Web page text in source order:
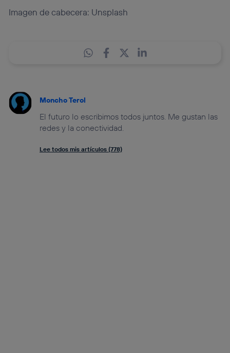
Imagen de cabecera: Unsplash
Moncho Terol
El futuro lo escribimos todos juntos. Me gustan las
redes y la conectividad.
Lee todos mis artículos (778)